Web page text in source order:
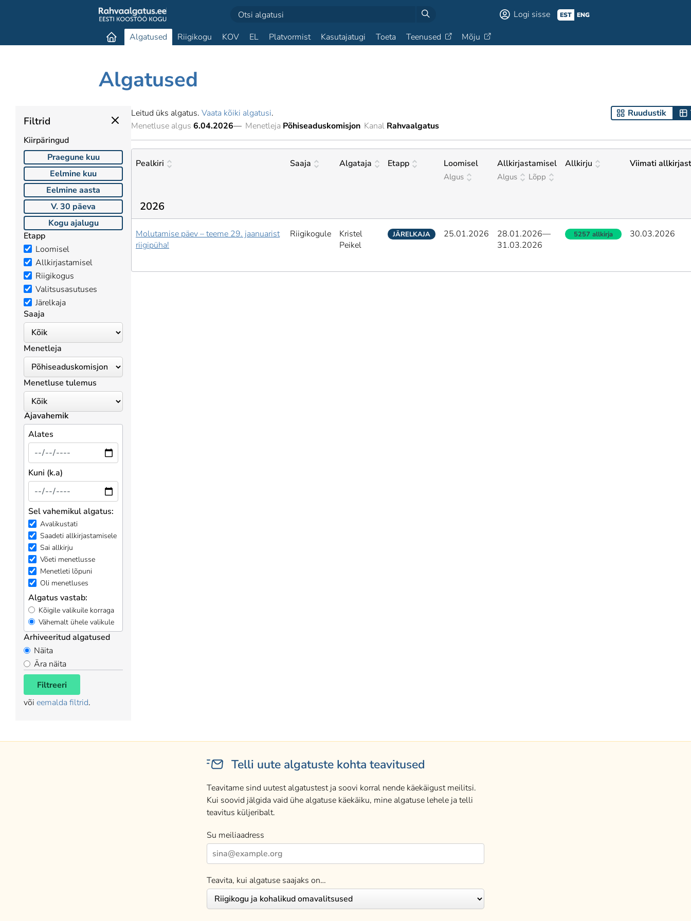
Logi sisse EST ENG
Algatused Riigikogu KOV EL Platvormist Kasutajatugi Toeta Teenused Mõju
Algatused
Filtrid
Kiirpäringud
Praegune kuu
Eelmine kuu
Eelmine aasta
V. 30 päeva
Kogu ajalugu
Etapp
Loomisel
Allkirjastamisel
Riigikogus
Valitsusasutuses
Järelkaja
Saaja
Menetleja
Menetluse tulemus
Ajavahemik
Alates
Kuni (k.a)
Sel vahemikul algatus:
Avalikustati
Saadeti allkirjastamisele
Sai allkirju
Võeti menetlusse
Menetleti lõpuni
Oli menetluses
Algatus vastab:
Kõigile valikuile korraga
Vähemalt ühele valikule
Arhiveeritud algatused
Näita
Ära näita
Filtreeri
või eemalda filtrid.
Leitud üks algatus. Vaata kõiki algatusi. Ruudustik
Menetluse algus 6.04.2026— Menetleja Põhiseaduskomisjon Kanal Rahvaalgatus
Pealkiri Saaja Algataja Etapp Loomisel
Algus
Allkirjastamisel
Algus Lõpp
Allkirju Viimati
2026
Molutamise päev – teeme 29. jaanuarist
riigipüha!
Riigikogule
Kristel
Peikel
JÄRELKAJA 25.01.2026 28.01.2026—
31.03.2026
5257 allkirja 30.03.2026
Telli uute algatuste kohta teavitused
Teavitame sind uutest algatustest ja soovi korral nende käekäigust meilitsi.
Kui soovid jälgida vaid ühe algatuse käekäiku, mine algatuse lehele ja telli
teavitus küljeribalt.
Su meiliaadress
Teavita, kui algatuse saajaks on…